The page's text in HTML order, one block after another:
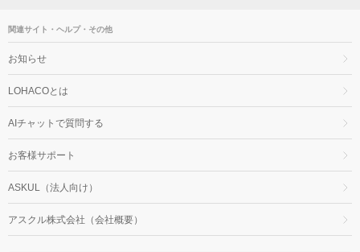
関連サイト・ヘルプ・その他
お知らせ
LOHACOとは
AIチャットで質問する
お客様サポート
ASKUL（法人向け）
アスクル株式会社（会社概要）